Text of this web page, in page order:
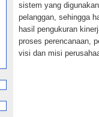
sistem yang
pelanggan, sehingga
hasil pengukuran
proses perencanaan,
visi dan misi